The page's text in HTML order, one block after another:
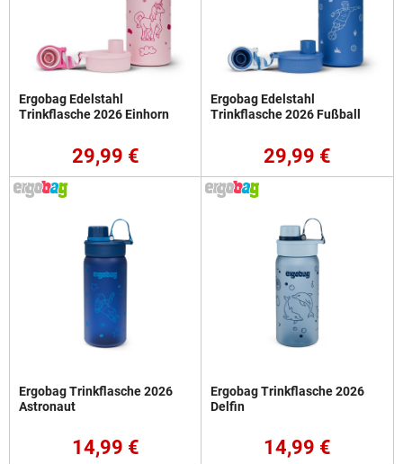
Ergobag Edelstahl
Trinkflasche 2026 Einhorn
29,99 €
Ergobag Edelstahl
Trinkflasche 2026 Fußball
29,99 €
Ergobag Trinkflasche 2026
Astronaut
14,99 €
Ergobag Trinkflasche 2026
Delfin
14,99 €